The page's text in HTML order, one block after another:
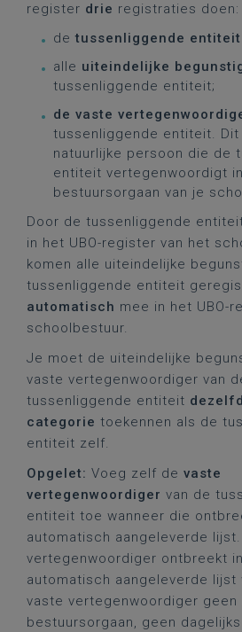
register drie registraties doen:
detussenliggende
alle uiteindelijke
tussenliggende entiteit;
de vaste
tussenliggende entiteit. Dit
natuurlijke persoon die de
entiteit vertegenwoordigt
bestuursorgaan van je
Door de tussenliggende
in het UBO-register van het
komen alle uiteindelijke
tussenliggende entiteit
automatisch mee in het UBO-
schoolbestuur.
Je moet de uiteindelijke
vaste vertegenwoordiger van
tussenliggende entiteit
categorie toekennen als de
entiteit zelf.
Opgelet: Voeg zelf de vaste
vertegenwoordiger van de
entiteit toe wanneer die
automatisch aangeleverde
vertegenwoordiger ontbreekt
automatisch aangeleverde lijst
vaste vertegenwoordiger geen
bestuursorgaan, geen